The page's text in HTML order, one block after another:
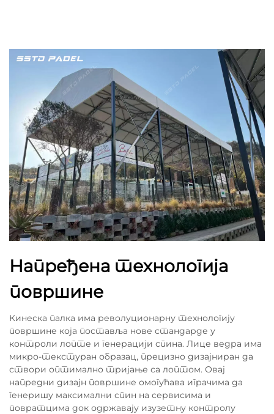
Напређена технологија
површине
Кинеска палка има револуционарну технологију
површине која поставља нове стандарде у
контроли лопте и генерацији спина. Лице ведра има
микро-текстуран образац, прецизно дизајниран да
створи оптимално тријање са лоптом. Овај
напредни дизајн површине омогућава играчима да
генеришу максимални спин на сервисима и
повратцима док одржавају изузетну контролу